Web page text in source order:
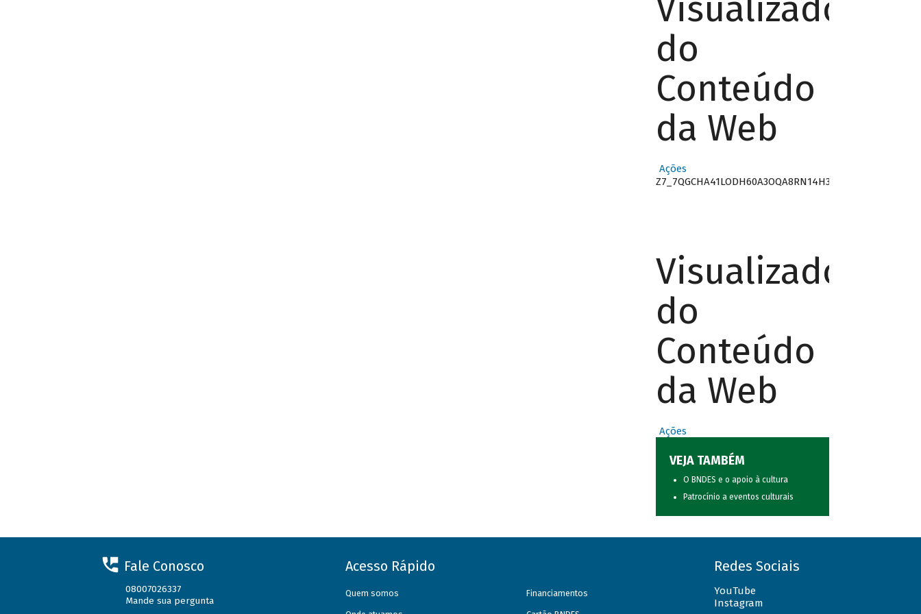
Visualizador
do
Conteúdo
da Web
Ações
Z7_7QGCHA41LODH60A3OQA8RN14H3
Visualizador
do
Conteúdo
da Web
Ações
VEJA TAMBÉM
O BNDES e o apoio à cultura
Patrocínio a eventos culturais
Fale Conosco
08007026337
Mande sua pergunta
Acesso Rápido
Quem somos Financiamentos
Redes Sociais
YouTube
Instagram